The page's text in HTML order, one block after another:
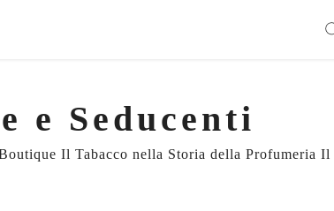
e Seducenti
Il Tabacco nella Storia della Profumeria Il